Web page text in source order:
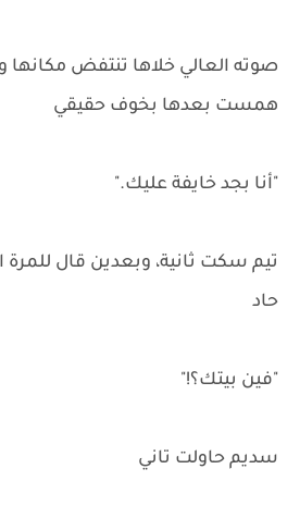
صوته العالي خلاها تنتفض مكانها
همست بعدها بخوف حقيقي
"أنا بجد خايفة عليك."
تيم سكت ثانية، وبعدين قال للمرة
حاد
"فين بيتك؟!"
سديم حاولت تاني